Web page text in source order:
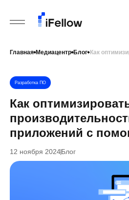
Главная Медиацентр Блог
Как
приложений с
Разработка ПО
12 ноября 2024Блог